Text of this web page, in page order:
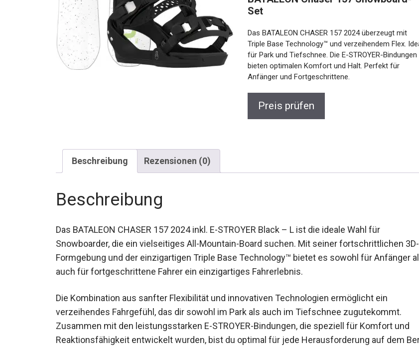
Set
Das BATALEON CHASER 157 2024 überzeugt mit
Triple Base Technology™ und verzeihendem Flex.
Ideal für Park und Tiefschnee. Die E-STROYER-
Bindungen bieten optimalen Komfort und Halt.
Perfekt für Anfänger und Fortgeschrittene.
Preis prüfen
Beschreibung Rezensionen (0)
Beschreibung
Das BATALEON CHASER 157 2024 inkl. E-STROYER Black – L ist die ideale Wahl für
Snowboarder, die ein vielseitiges All-Mountain-Board suchen. Mit seiner fortschrittlichen 3D-
Formgebung und der einzigartigen Triple Base Technology™ bietet es sowohl für Anfänger
als auch für fortgeschrittene Fahrer ein einzigartiges Fahrerlebnis.
Die Kombination aus sanfter Flexibilität und innovativen Technologien ermöglicht ein
verzeihendes Fahrgefühl, das dir sowohl im Park als auch im Tiefschnee zugutekommt.
Zusammen mit den leistungsstarken E-STROYER-Bindungen, die speziell für Komfort und
Reaktionsfähigkeit entwickelt wurden, bist du optimal für jede Herausforderung auf dem